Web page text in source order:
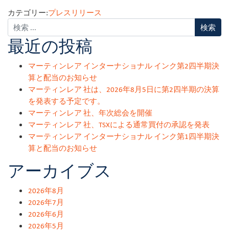
カテゴリー:プレスリリース
最近の投稿
マーティンレア インターナショナル インク第2四半期決
算と配当のお知らせ
マーティンレア 社は、2026年8月5日に第2四半期の決算
を発表する予定です。
マーティンレア 社、年次総会を開催
マーティンレア 社、TSXによる通常買付の承認を発表
マーティンレア インターナショナル インク第1四半期決
算と配当のお知らせ
アーカイブス
2026年8月
2026年7月
2026年6月
2026年5月